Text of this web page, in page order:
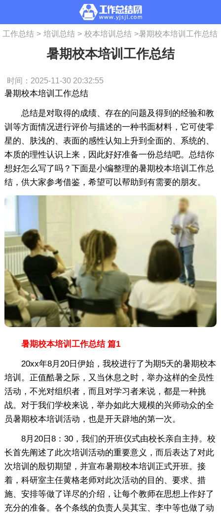
工作总结 > 培训总结 > 校本培训总结 >暑期校本培训工作总结
暑期校本培训工作总结
时间：2025-11-30 20:32:55
暑期校本培训工作总结
总结是对取得的成绩、存在的问题及得到的经验和教
训等方面情况进行评价与描述的一种书面材料，它可使零
星的、肤浅的、表面的感性认知上升到全面的、系统的、
本质的理性认识上来，因此好好准备一份总结吧。总结你
想好怎么写了吗？下面是小编整理的暑期校本培训工作总
结，供大家参考借鉴，希望可以帮助到有需要的朋友。
暑期校本培训工作总结 篇1
20xx年8月20日伊始，我校进行了为期5天的暑期校本
培训。正值酷暑之际，又当休息之时，举办这样的全员性
活动，不光对组织者，而且对学习者来说，都是一种挑
战。对于我们学校来说，举办如此大规模的兴师动众的全
员暑期校本培训活动，也是开天辟地的第一次。
8月20日8：30，我们的开班仪式由校长亲自主持。校
长首先阐述了此次培训活动的重要意义，而后表达了对此
次培训的殷切期望，并宣布暑期校本培训正式开班。接
着，科研室主任黄格老师对此次活动的目的、要求、措
施、安排等做了详尽的介绍，让每个教师在思想上作好了
充分的准备。各个条线的负责人吴其宝、李中等也做了动